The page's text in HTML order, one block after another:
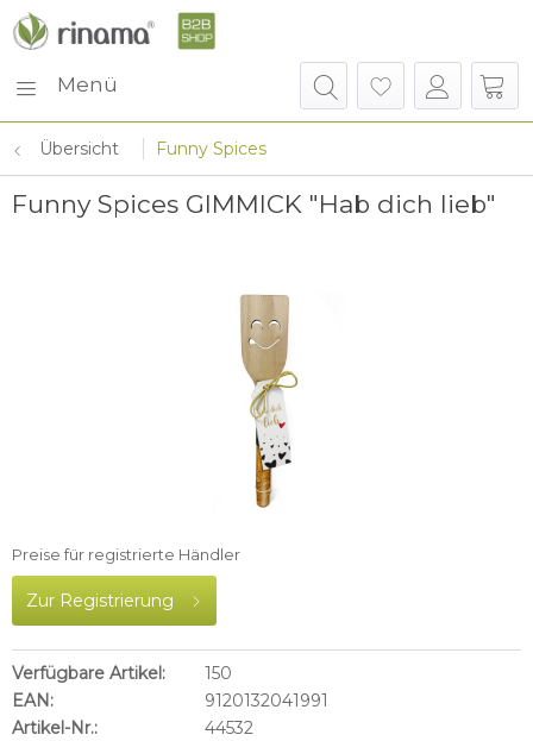
Menü
Übersicht Funny Spices
Funny Spices GIMMICK "Hab dich lieb"
Preise für registrierte Händler
Zur Registrierung
Verfügbare Artikel:
150
EAN:
9120132041991
Artikel-Nr.:
44532